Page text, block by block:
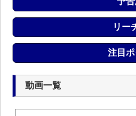
リー
注目ポ
動画一覧